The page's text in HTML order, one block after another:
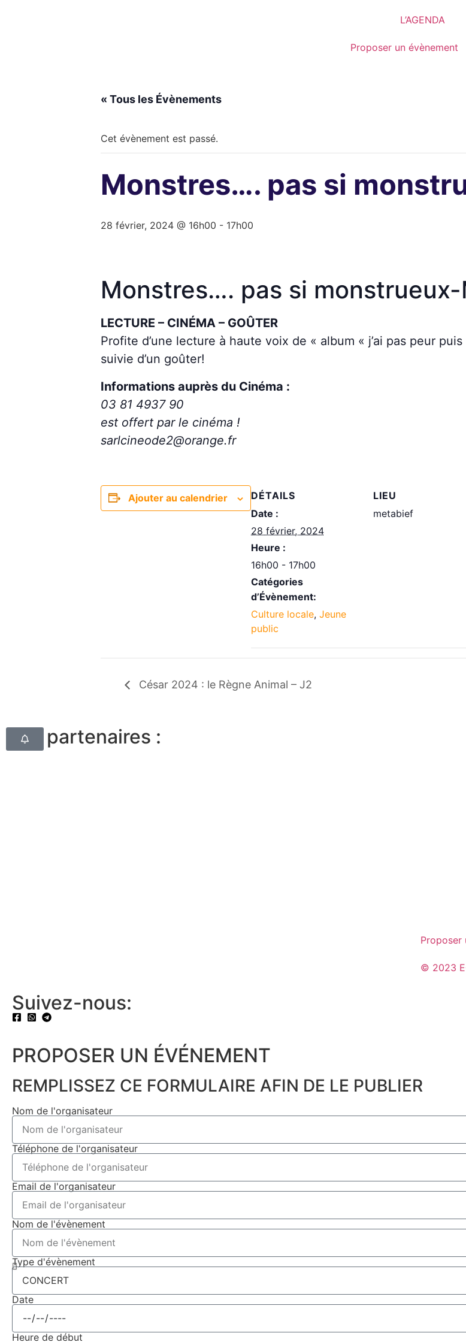
L’AGENDA
Proposer un évènement
« Tous les Évènements
Cet évènement est passé.
Monstres…. pas si
28 février, 2024 @ 16h00 - 17h00
Monstres…. pas si
LECTURE – CINÉMA – GOÛTER
Profite d’une lecture à haute voix de « album « j’ai pas peur
suivie d’un goûter!
Informations auprès du Cinéma :
03 81 4937 90
est offert par le cinéma !
sarlcineode2@orange.fr
Ajouter au calendrier
DÉTAILS
Date :
28 février, 2024
Heure :
16h00 - 17h00
Catégories
d’Évènement:
Culture locale, Jeune
public
LIEU
metabief
César 2024 : le Règne Animal – J2
Nos partenaires :
Proposer
© 2023
Suivez-nous:
PROPOSER UN ÉVÉNEMENT​
REMPLISSEZ CE FORMULAIRE AFIN DE LE PUBLIER
Nom de l'organisateur
Téléphone de l'organisateur
Email de l'organisateur
Nom de l'évènement
Type d'évènement
Date
Heure de début